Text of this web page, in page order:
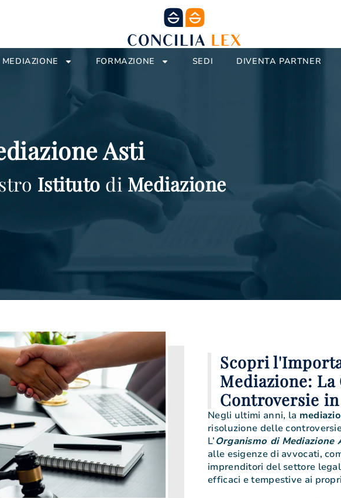
MEDIAZIONE FORMAZIONE SEDI DIVENTA PARTNER
Asti
Istituto di Mediazione
Scopri
Mediazione:
Controversie
Negli ultimi anni, la
risoluzione delle
L’Organismo di Mediazione
alle esigenze di avvocati,
imprenditori del settore
efficaci e tempestive ai